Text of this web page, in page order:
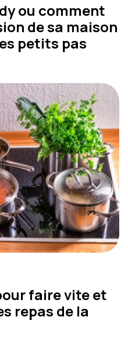
ou comment
de sa maison
petits pas
faire vite et
repas de la